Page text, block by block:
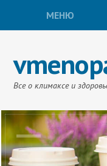
МЕНЮ
Все о климаксе и